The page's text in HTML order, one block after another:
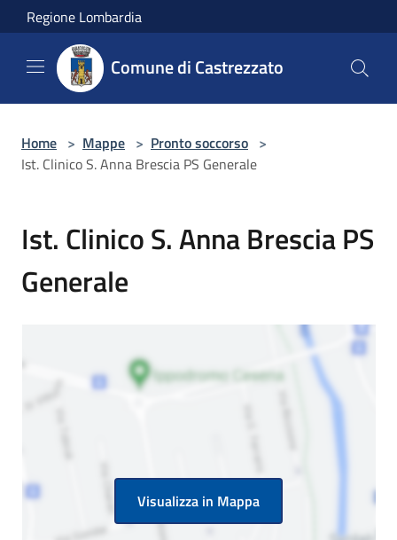
Salta al contenuto principale
Regione Lombardia
Comune di Castrezzato
Home > Mappe > Pronto soccorso >
Ist. Clinico S. Anna Brescia PS Generale
Ist. Clinico S. Anna Brescia PS
Generale
Visualizza in Mappa